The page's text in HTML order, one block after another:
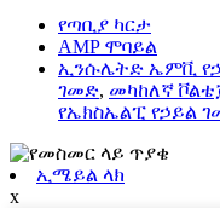
የጣቢያ ካርታ
AMP ሞባይል
ኢንሱሌትድ ኤምቪ
ገመድ, መካከለኛ
የኤክስኤልፒ የኃይል
ኢሜይል ላክ
x